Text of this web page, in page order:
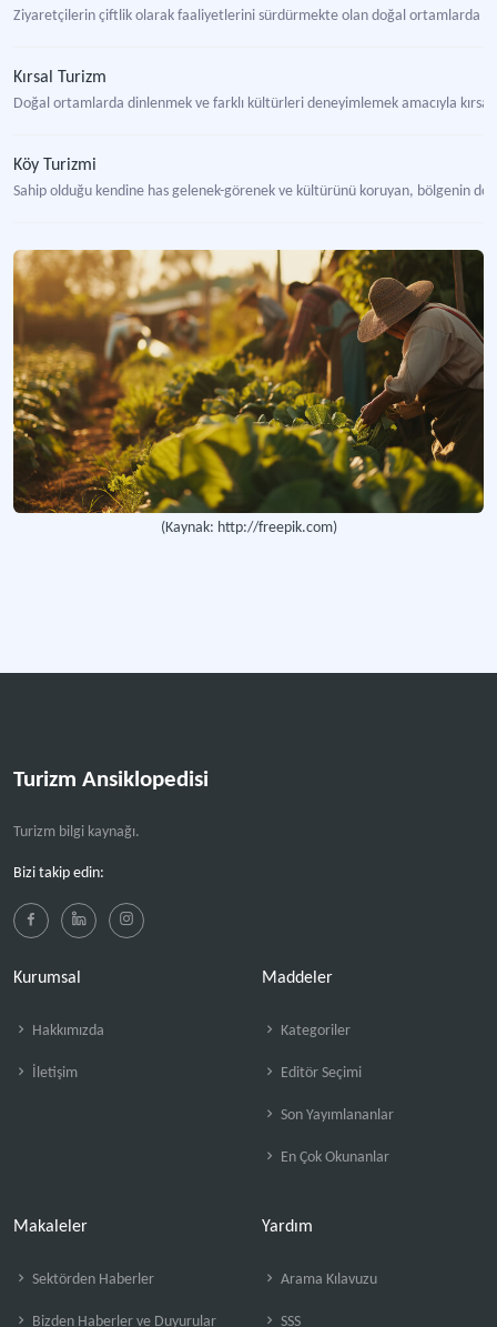
Ziyaretçilerin çiftlik olarak faaliyetlerini sürdürmekte olan doğal ortamlarda
Kırsal Turizm
Doğal ortamlarda dinlenmek ve farklı kültürleri deneyimlemek amacıyla
Köy Turizmi
Sahip olduğu kendine has gelenek-görenek ve kültürünü koruyan, bölgenin
Agroturizm
Ziyaretçileri bir çiftliğe veya tarımsal alana çeken, tarımsal temelli turizm
Konarı Köyü Tanıtım ve Alternatif Turizm Derneği
Sivil toplum kuruluşu.
Karadeniz Çay Turizm
Şehirlerarası yolcu taşımacılığı yapan otobüs firması.
Özel Muğla Arıcılık Müzesi
(Kaynak: http://freepik.com)
Turizm Ansiklopedisi
Turizm bilgi kaynağı.
Bizi takip edin:
Kurumsal
Hakkımızda
İletişim
Maddeler
Kategoriler
Editör Seçimi
Son Yayımlananlar
En Çok Okunanlar
Makaleler
Sektörden Haberler
Bizden Haberler ve Duyurular
Yardım
Arama Kılavuzu
SSS